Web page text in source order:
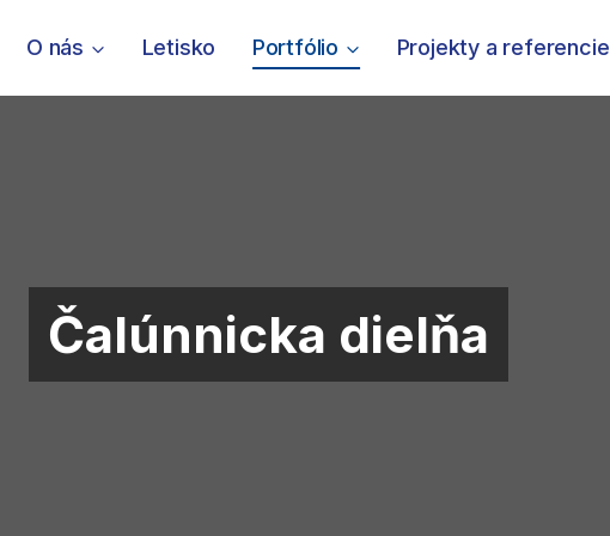
O nás Letisko Portfólio Projekty a referencie
Čalúnnicka dielňa